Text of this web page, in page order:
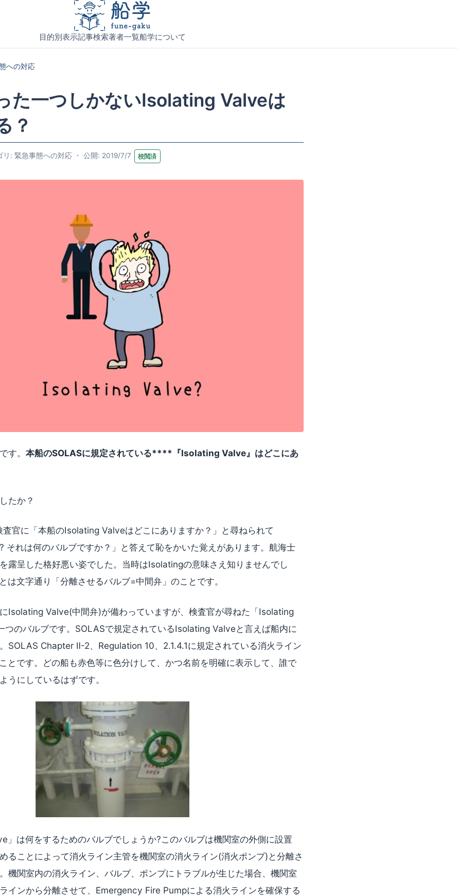
目的別表示記事検索著者一覧船学について
への対応
た一つしかないIsolating Valveは
？
リ: 緊急事態への対応 ・ 公開: 2019/7/7 校閲済
す。 本船のSOLASに規定されている****『Isolating Valve』はどこにあ
たか？
官に「本船のIsolating Valveはどこにありますか？」と尋ねられて
それは何のバルブですか？」と答えて恥をかいた覚えがあります。航海士
露呈した格好悪い姿でした。当時はIsolatingの意味さえ知りませんでし
は文字通り「分離させるバルブ=中間弁」のことです。
Isolating Valve(中間弁)が備わっていますが、検査官が尋ねた「Isolating
つのバルブです。SOLASで規定されているIsolating Valveと言えば船内に
SOLAS Chapter Ⅱ-2、Regulation 10、2.1.4.1に規定されている消火ライン
とです。どの船も赤色等に色分けして、かつ名前を明確に表示して、誰で
うにしているはずです。
」は何をするためのバルブでしょうか?このバルブは機関室の外側に設置
ることによって消火ライン主管を機関室の消火ライン(消火ポンプ)と分離さ
機関室内の消火ライン、バルブ、ポンプにトラブルが生じた場合、機関室
インから分離させて、Emergency Fire Pumpによる消火ラインを確保する